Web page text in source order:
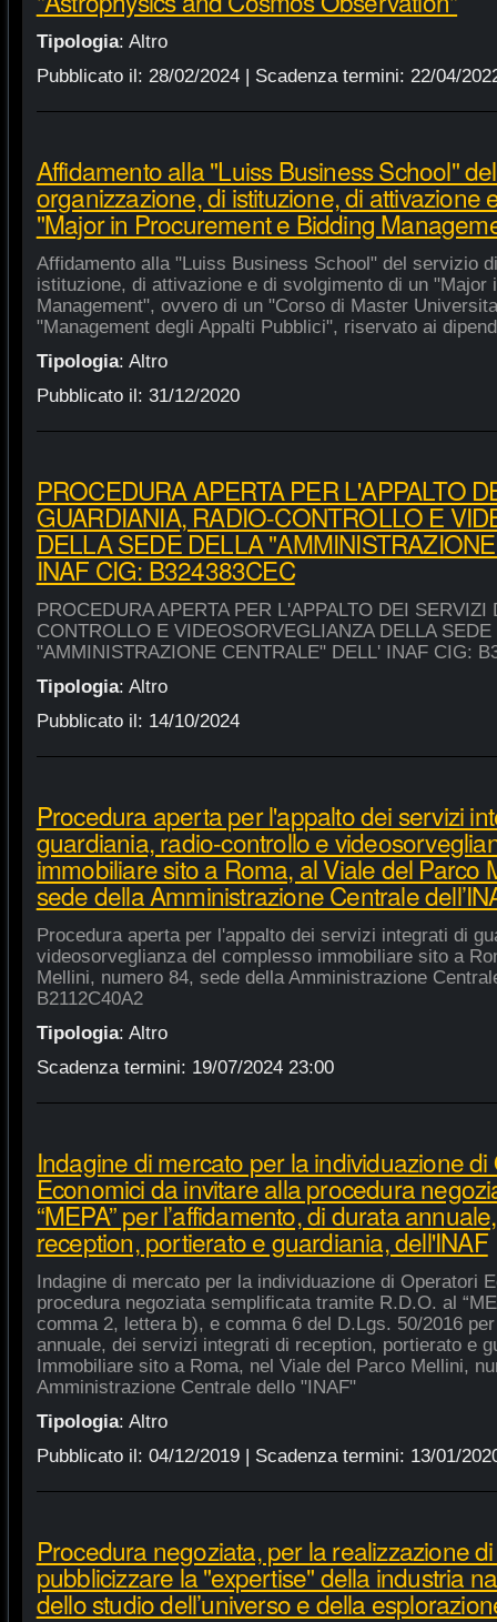
Tipologia: Altro
Pubblicato il: 28/02/2024| Scadenza termini: 22/04/
Affidamento alla "Luiss Business School"
organizzazione, di istituzione, di attivazione
"Major in Procurement e Bidding
Affidamento alla "Luiss Business School" del servizio
istituzione, di attivazione e di svolgimento di un "Major
Management", ovvero di un "Corso di Master
"Management degli Appalti Pubblici", riservato ai
Tipologia: Altro
Pubblicato il: 31/12/2020
PROCEDURA APERTA PER L'APPALTO
GUARDIANIA, RADIO-CONTROLLO E
DELLA SEDE DELLA
INAF CIG: B324383CEC
PROCEDURA APERTA PER L'APPALTO DEI
CONTROLLO E VIDEOSORVEGLIANZA DELLA SEDE
"AMMINISTRAZIONE CENTRALE" DELL' INAF CIG:
Tipologia: Altro
Pubblicato il: 14/10/2024
Procedura aperta per l'appalto dei servizi
guardiania, radio-controllo e
immobiliare sito a Roma, al Viale del Parco
sede della Amministrazione Centrale
Procedura aperta per l'appalto dei servizi integrati di
videosorveglianza del complesso immobiliare sito a
Mellini, numero 84, sede della Amministrazione
B2112C40A2
Tipologia: Altro
Scadenza termini: 19/07/2024 23:00
Indagine di mercato per la individuazione
Economici da invitare alla procedura
“MEPA” per l’affidamento, di durata
reception, portierato e guardiania, dell'INAF
Indagine di mercato per la individuazione di Operatori
procedura negoziata semplificata tramite R.D.O. al
comma 2, lettera b), e comma 6 del D.Lgs. 50/2016
annuale, dei servizi integrati di reception, portierato e
Immobiliare sito a Roma, nel Viale del Parco Mellini,
Amministrazione Centrale dello "INAF"
Tipologia: Altro
Pubblicato il: 04/12/2019| Scadenza termini: 13/01/
Procedura negoziata, per la realizzazione
pubblicizzare la "expertise" della industria
dello studio dell’universo e della